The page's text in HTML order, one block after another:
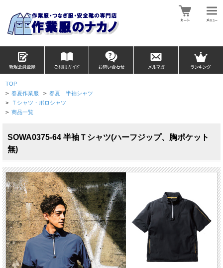
TOP
> 春夏作業服 > 春夏 半袖シャツ
> Ｔシャツ・ポロシャツ
> 商品一覧
SOWA0375-64 半袖Ｔシャツ(ハーフジップ、胸ポケット
無)